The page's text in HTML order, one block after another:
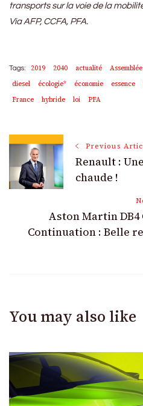
transports sur la voie de la
Via AFP, CCFA, PFA.
Tags: 2019 2040 actualité
diesel
écologie* économie essence
France
hybride loi PFA
Post
Navigation
Previous
Renault :
chaude !
Aston Martin DB4
Continuation : Belle
You may also like